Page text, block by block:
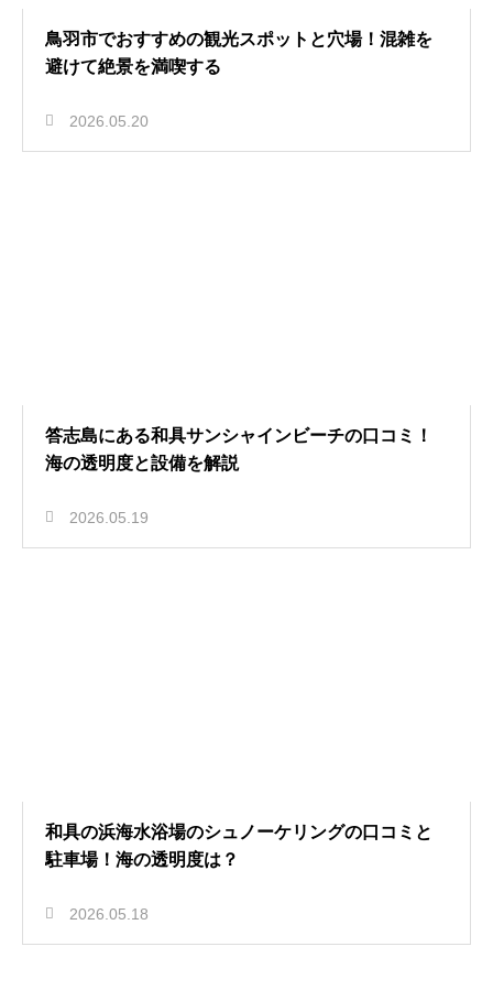
鳥羽市でおすすめの観光スポットと穴場！混雑を
避けて絶景を満喫する
2026.05.20
答志島にある和具サンシャインビーチの口コミ！
海の透明度と設備を解説
2026.05.19
和具の浜海水浴場のシュノーケリングの口コミと
駐車場！海の透明度は？
2026.05.18